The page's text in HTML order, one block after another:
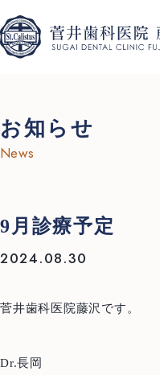
お知らせ
News
9月診療予定
2024.08.30
菅井歯科医院藤沢です。
Dr.長岡